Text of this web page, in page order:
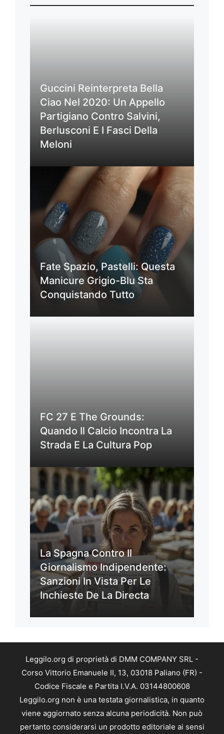
Guccini Reinterpreta Bella
Ciao Nel 2020: Un Appello
Partigiano Contro Salvini,
Berlusconi E I Fasci Della
Meloni
Fate Spazio, Pastelli: Questa
Manicure Grigio-Blu Sta
Conquistando Tutto
FC 27 E The Grounds:
Quando Il Calcio Incontra La
Strada E La Cultura Pop
La Spagna Contro Il
Giornalismo Indipendente:
Sanzioni In Vista Per Le
Inchieste De La Directa
Leggilo.org di proprietà di DMM COMPANY SRL -
Corso Vittorio Emanuele II, 13, 03018 Paliano (FR) -
Codice Fiscale e Partita I.V.A. 03144800608
Leggilo.org non è una testata giornalistica, in quanto
viene aggiornato senza alcuna periodicità. Non può
pertanto considerarsi un prodotto editoriale ai sensi